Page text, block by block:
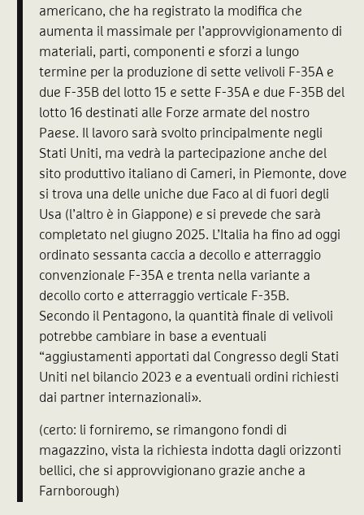
americano, che ha registrato la modifica che
aumenta il massimale per l’approvvigionamento di
materiali, parti, componenti e sforzi a lungo
termine per la produzione di sette velivoli F-35A e
due F-35B del lotto 15 e sette F-35A e due F-35B del
lotto 16 destinati alle Forze armate del nostro
Paese. Il lavoro sarà svolto principalmente negli
Stati Uniti, ma vedrà la partecipazione anche del
sito produttivo italiano di Cameri, in Piemonte, dove
si trova una delle uniche due Faco al di fuori degli
Usa (l’altro è in Giappone) e si prevede che sarà
completato nel giugno 2025. L’Italia ha fino ad oggi
ordinato sessanta caccia a decollo e atterraggio
convenzionale F-35A e trenta nella variante a
decollo corto e atterraggio verticale F-35B.
Secondo il Pentagono, la quantità finale di velivoli
potrebbe cambiare in base a eventuali
“aggiustamenti apportati dal Congresso degli Stati
Uniti nel bilancio 2023 e a eventuali ordini richiesti
dai partner internazionali».
(certo: li forniremo, se rimangono fondi di
magazzino, vista la richiesta indotta dagli orizzonti
bellici, che si approvvigionano grazie anche a
Farnborough)